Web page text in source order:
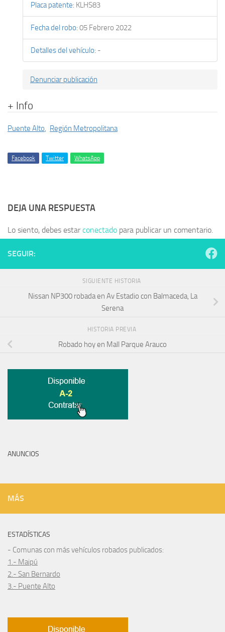
Placa patente: KLHS83
Fecha del robo: 05 Febrero 2022
Detalles del vehículo: -
Denunciar publicación
+ Info
Puente Alto, Región Metropolitana
Facebook Twitter WhatsApp
DEJA UNA RESPUESTA
Lo siento, debes estarconectado para publicar un comentario.
SEGUIR:
SIGUIENTE HISTORIA
Nissan NP300 robada en Av Estadio con Balmaceda, La
Serena
HISTORIA PREVIA
Robado hoy en Mall Parque Arauco
ANUNCIOS
MÁS
ESTADÍSTICAS
- Comunas con más vehículos robados publicados:
1.- Maipú
2.- San Bernardo
3.- Puente Alto